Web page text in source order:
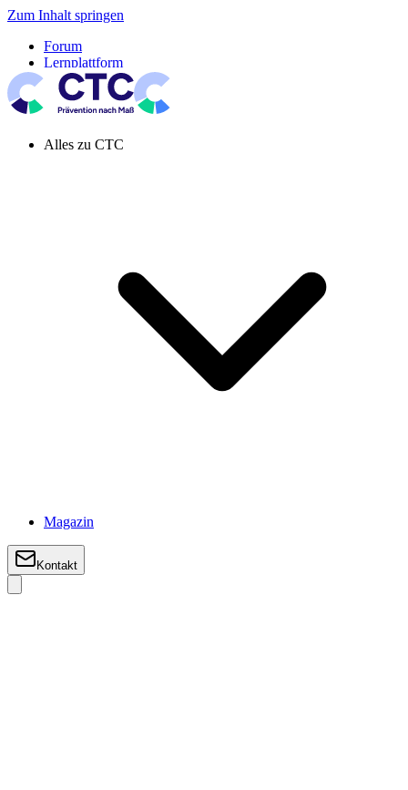
Zum Inhalt springen
Forum
Lernplattform
Pressespiegel
Newsletter
Systemeinstellung aktiv
Alles zu CTC
Magazin
Kontakt